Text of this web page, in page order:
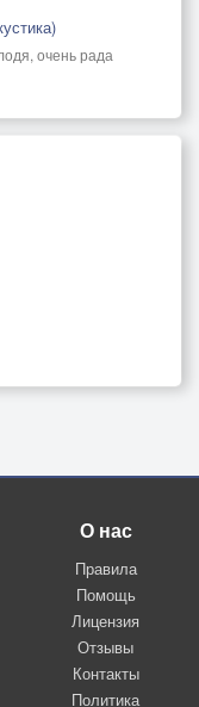
очень рада
О нас
Правила
Помощь
Лицензия
Отзывы
Контакты
Политика